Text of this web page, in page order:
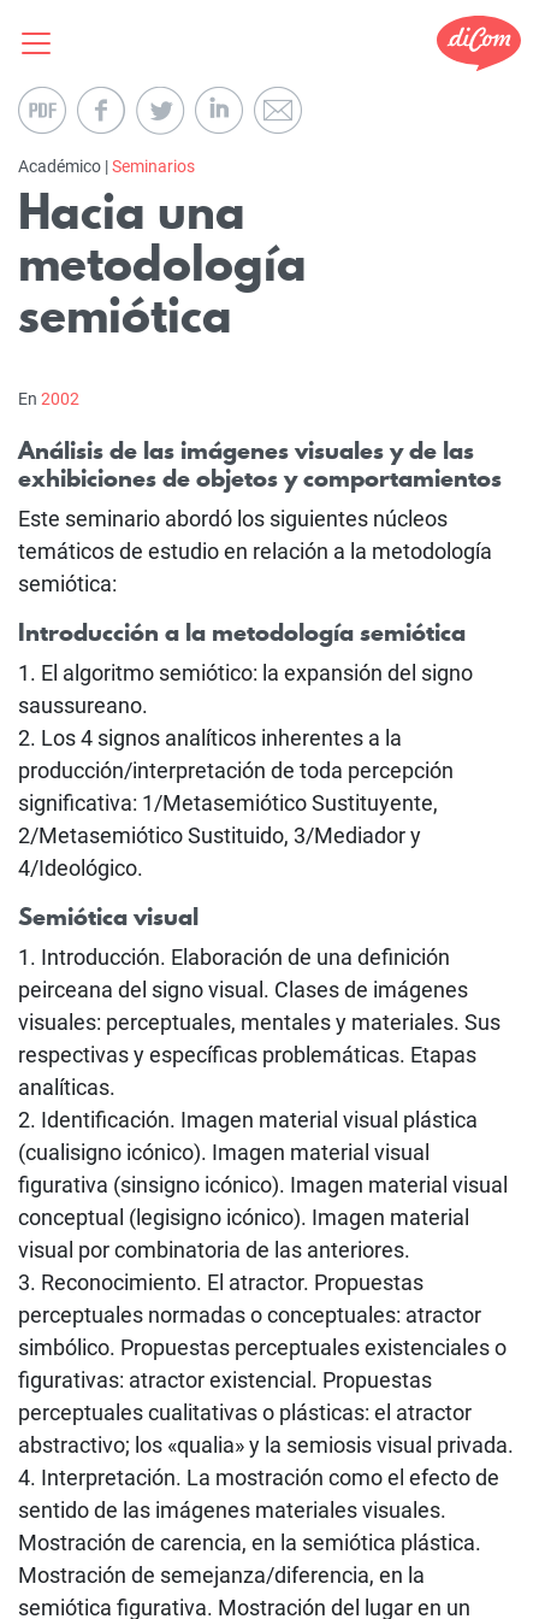
Académico |Seminarios
Hacia una
metodología
semiótica
En 2002
Análisis de las imágenes visuales y de las
exhibiciones de objetos y comportamientos
Este seminario abordó los siguientes núcleos
temáticos de estudio en relación a la metodología
semiótica:
Introducción a la metodología semiótica
1. El algoritmo semiótico: la expansión del signo
saussureano.
2. Los 4 signos analíticos inherentes a la
producción/interpretación de toda percepción
significativa: 1/Metasemiótico Sustituyente,
2/Metasemiótico Sustituido, 3/Mediador y
4/Ideológico.
Semiótica visual
1. Introducción. Elaboración de una definición
peirceana del signo visual. Clases de imágenes
visuales: perceptuales, mentales y materiales. Sus
respectivas y específicas problemáticas. Etapas
analíticas.
2. Identificación. Imagen material visual plástica
(cualisigno icónico). Imagen material visual
figurativa (sinsigno icónico). Imagen material visual
conceptual (legisigno icónico). Imagen material
visual por combinatoria de las anteriores.
3. Reconocimiento. El atractor. Propuestas
perceptuales normadas o conceptuales: atractor
simbólico. Propuestas perceptuales existenciales o
figurativas: atractor existencial. Propuestas
perceptuales cualitativas o plásticas: el atractor
abstractivo; los «qualia» y la semiosis visual privada.
4. Interpretación. La mostración como el efecto de
sentido de las imágenes materiales visuales.
Mostración de carencia, en la semiótica plástica.
Mostración de semejanza/diferencia, en la
semiótica figurativa. Mostración del lugar en un